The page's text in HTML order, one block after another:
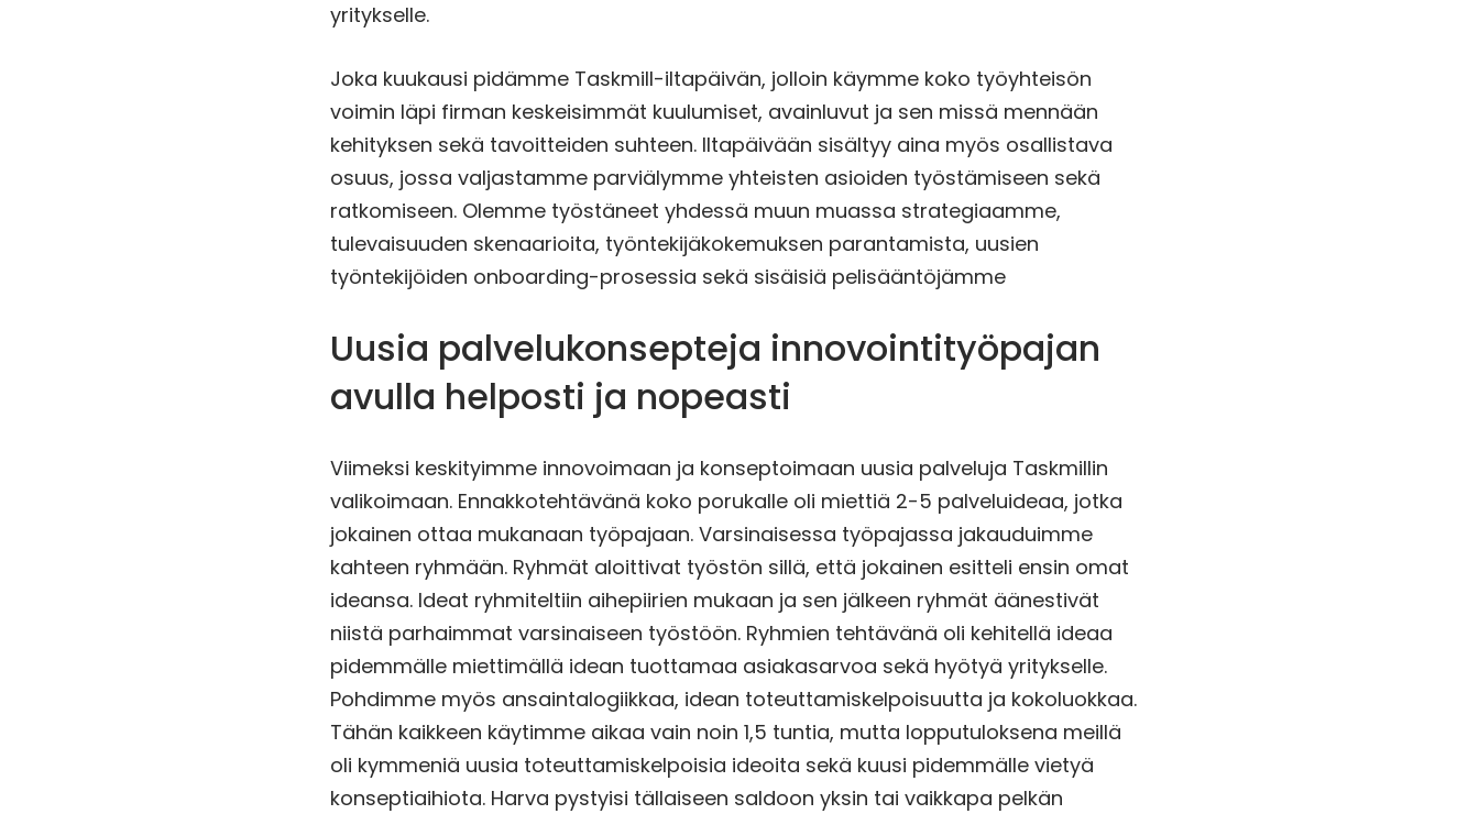
yritykselle.
Joka kuukausi pidämme Taskmill-iltapäivän, jolloin käymme koko työyhteisön
voimin läpi firman keskeisimmät kuulumiset, avainluvut ja sen missä mennään
kehityksen sekä tavoitteiden suhteen. Iltapäivään sisältyy aina myös osallistava
osuus, jossa valjastamme parviälymme yhteisten asioiden työstämiseen sekä
ratkomiseen. Olemme työstäneet yhdessä muun muassa strategiaamme,
tulevaisuuden skenaarioita, työntekijäkokemuksen parantamista, uusien
työntekijöiden onboarding-prosessia sekä sisäisiä pelisääntöjämme
Uusia palvelukonsepteja innovointityöpajan
avulla helposti ja nopeasti
Viimeksi keskityimme innovoimaan ja konseptoimaan uusia palveluja Taskmillin
valikoimaan. Ennakkotehtävänä koko porukalle oli miettiä 2-5 palveluideaa, jotka
jokainen ottaa mukanaan työpajaan. Varsinaisessa työpajassa jakauduimme
kahteen ryhmään. Ryhmät aloittivat työstön sillä, että jokainen esitteli ensin omat
ideansa. Ideat ryhmiteltiin aihepiirien mukaan ja sen jälkeen ryhmät äänestivät
niistä parhaimmat varsinaiseen työstöön. Ryhmien tehtävänä oli kehitellä ideaa
pidemmälle miettimällä idean tuottamaa asiakasarvoa sekä hyötyä yritykselle.
Pohdimme myös ansaintalogiikkaa, idean toteuttamiskelpoisuutta ja kokoluokkaa.
Tähän kaikkeen käytimme aikaa vain noin 1,5 tuntia, mutta lopputuloksena meillä
oli kymmeniä uusia toteuttamiskelpoisia ideoita sekä kuusi pidemmälle vietyä
konseptiaihiota. Harva pystyisi tällaiseen saldoon yksin tai vaikkapa pelkän